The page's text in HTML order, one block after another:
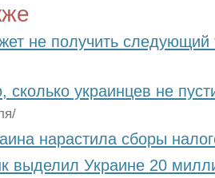
не получить
сколько украинцев не
нарастила сборы
выделил Украине 20